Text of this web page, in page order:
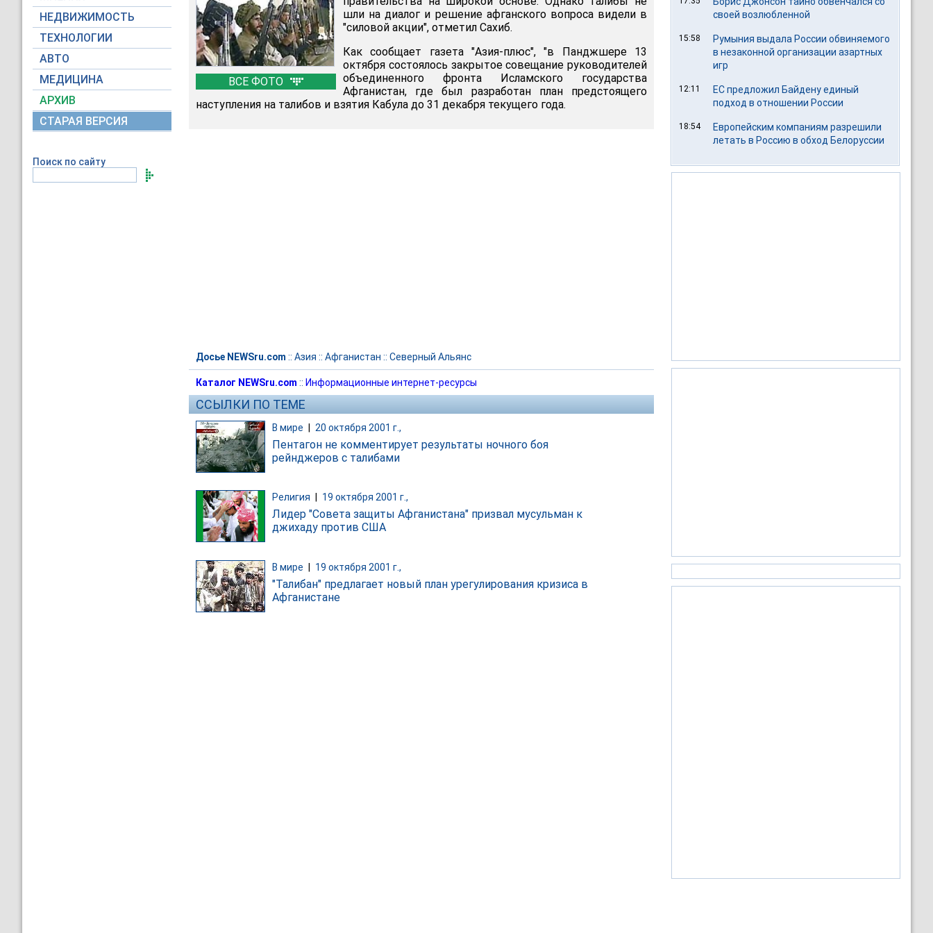
НЕДВИЖИМОСТЬ
ТЕХНОЛОГИИ
АВТО
МЕДИЦИНА
АРХИВ
СТАРАЯ ВЕРСИЯ
Поиск по сайту
ВСЕ ФОТО
шли на диалог и решение афганского вопроса видели в
"силовой акции", отметил Сахиб.
Как сообщает газета "Азия-плюс", "в Панджшере 13
октября состоялось закрытое совещание руководителей
объединенного фронта Исламского государства
Афганистан, где был разработан план предстоящего
наступления на талибов и взятия Кабула до 31 декабря текущего года.
Досье NEWSru.com :: Азия :: Афганистан :: Северный Альянс
Каталог NEWSru.com :: Информационные интернет-ресурсы
ССЫЛКИ ПО ТЕМЕ
В мире 20 октября 2001 г.,
Пентагон не комментирует результаты ночного боя
рейнджеров с талибами
Религия 19 октября 2001 г.,
Лидер "Совета защиты Афганистана" призвал мусульман к
джихаду против США
В мире | 19 октября 2001 г.,
"Талибан" предлагает новый план урегулирования кризиса в
Афганистане
своей возлюбленной
15:58
Румыния выдала России обвиняемого
в незаконной организации азартных
игр
12:11
ЕС предложил Байдену единый
подход в отношении России
18:54
Европейским компаниям разрешили
летать в Россию в обход Белоруссии